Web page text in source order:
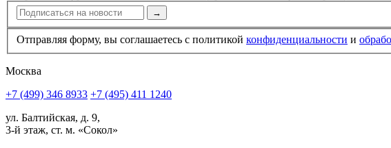
→
Отправляя форму, вы соглашаетесь с политикой конфи­ден­циальности и
Москва
+7 (499) 346 8933 +7 (495) 411 1240
ул. Балтийская, д. 9,
3-й этаж, ст. м. «Сокол»